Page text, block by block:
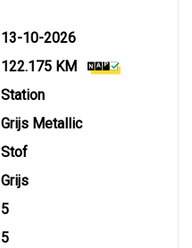
13-10-2026
122.175 KM
Station
Grijs Metallic
Stof
Grijs
5
5